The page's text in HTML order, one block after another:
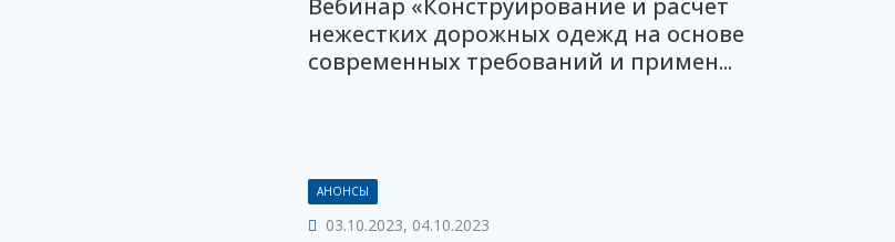
Вебинар «Конструирование и расчет
нежестких дорожных одежд на основе
современных требований и примен...
АНОНСЫ
03.10.2023, 04.10.2023